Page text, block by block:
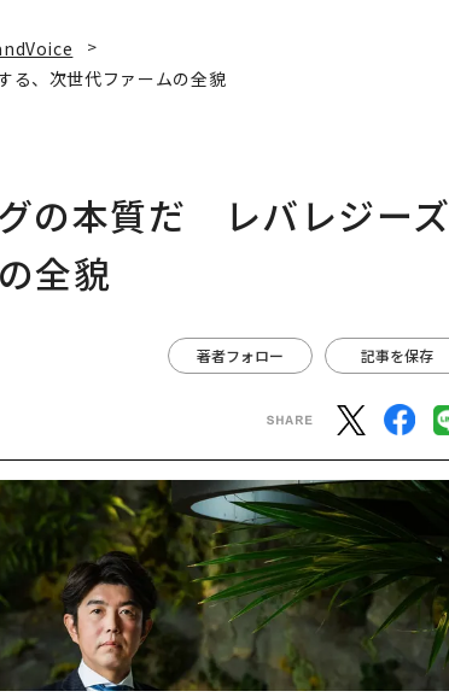
る、次世代ファームの全貌
の本質だ レバレジーズ
全貌
著者フォロー 記事を保存